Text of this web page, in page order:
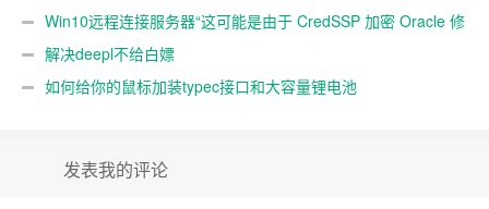
Win10远程连接服务器“这可能是由于 CredSSP 加密 Oracle 修
正”解决办法
解决deepl不给白嫖
如何给你的鼠标加装typec接口和大容量锂电池
发表我的评论